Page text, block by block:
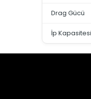
Drag Gücü
İp Kapasitesi